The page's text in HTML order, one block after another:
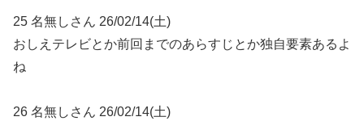
25 名無しさん 26/02/14(土)
おしえテレビとか前回までのあらすじとか独自要素あるよ
ね
26 名無しさん 26/02/14(土)